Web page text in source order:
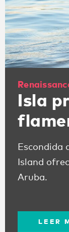
Isla
Escondida
Island
Aruba.
LEER